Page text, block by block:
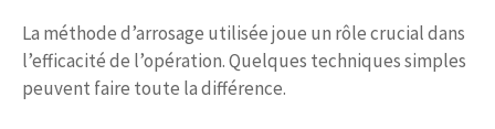
La méthode d’arrosage utilisée joue un rôle crucial dans
l’efficacité de l’opération. Quelques techniques simples
peuvent faire toute la différence.